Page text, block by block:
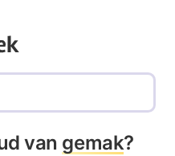
van gemak?